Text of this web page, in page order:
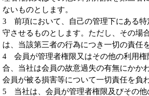
ないものとします。
3 前項において、自己の管理下にある特
守させるものとします。ただし、その場
は、当該第三者の行為につき一切の責任
4 会員が管理者権限又はその他の利用権
合、当社は会員の故意過失の有無にかか
会員が被る損害等について一切責任を負
5 当社は、会員が管理者権限及びその他